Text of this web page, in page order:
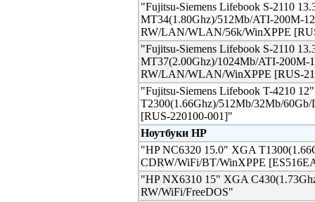
"Fujitsu-Siemens Lifebook S-2110
MT34(1.80Ghz)/512Mb/ATI-200M-
RW/LAN/WLAN/56k/WinXPPE
"Fujitsu-Siemens Lifebook S-2110
MT37(2.00Ghz)/1024Mb/ATI-200M-
RW/LAN/WLAN/WinXPPE [RUS-
"Fujitsu-Siemens Lifebook T-4210
T2300(1.66Ghz)/512Mb/32Mb/
[RUS-220100-001]"
Ноутбуки HP
"HP NC6320 15.0" XGA
CDRW/WiFi/BT/WinXPPE
"HP NX6310 15" XGA
RW/WiFi/FreeDOS"